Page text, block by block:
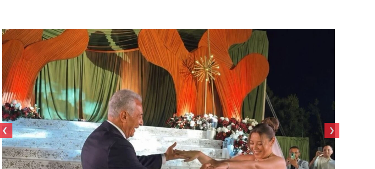
‹
›